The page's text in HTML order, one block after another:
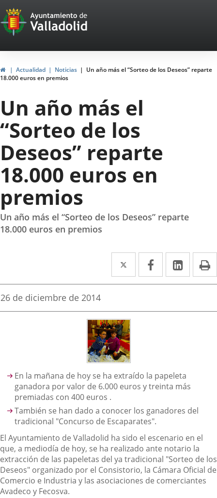
Portal
Web
del
Ayuntamiento
de
Valladolid
InicioActualidad Noticias
Un año más el “Sorteo de los Deseos” reparte
18.000 euros en premios
Un año más el
“Sorteo de los
Deseos” reparte
18.000 euros en
premios
Un año más el “Sorteo de los Deseos” reparte
18.000 euros en premios
Twitter
Enlace
a
aplicación
externa.
Facebook
Enlace
a
aplicación
Enlace
a
Fecha
la
26 de diciembre de 2014
Descripción
En la mañana de hoy se ha extraído la papeleta
ganadora por valor de 6.000 euros y treinta más
premiadas con 400 euros .
También se han dado a conocer los ganadores del
tradicional "Concurso de Escaparates".
El Ayuntamiento de Valladolid ha sido el escenario en el
que, a mediodía de hoy, se ha realizado ante notario la
extracción de las papeletas del ya tradicional "Sorteo de los
Deseos" organizado por el Consistorio, la Cámara Oficial de
Comercio e Industria y las asociaciones de comerciantes
Avadeco y Fecosva.